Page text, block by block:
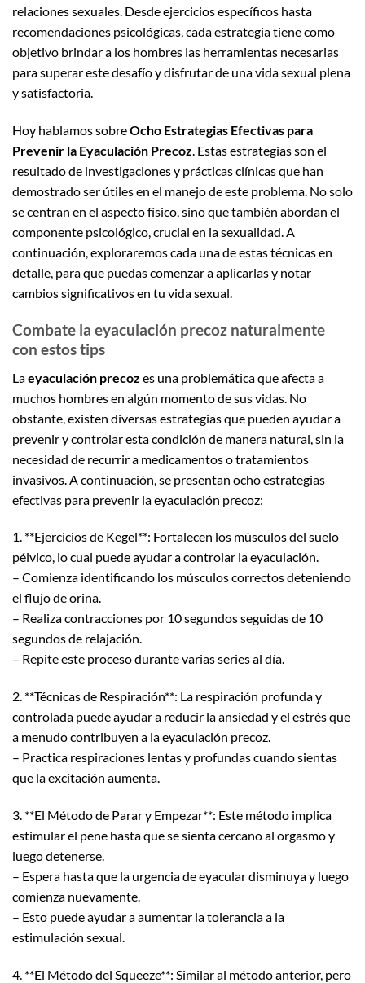
relaciones sexuales. Desde ejercicios específicos hasta
recomendaciones psicológicas, cada estrategia tiene como
objetivo brindar a los hombres las herramientas necesarias
para superar este desafío y disfrutar de una vida sexual plena
y satisfactoria.
Hoy hablamos sobreOcho Estrategias Efectivas para
Prevenir la Eyaculación Precoz. Estas estrategias son el
resultado de investigaciones y prácticas clínicas que han
demostrado ser útiles en el manejo de este problema. No solo
se centran en el aspecto físico, sino que también abordan el
componente psicológico, crucial en la sexualidad. A
continuación, exploraremos cada una de estas técnicas en
detalle, para que puedas comenzar a aplicarlas y notar
cambios significativos en tu vida sexual.
Combate la eyaculación precoz naturalmente
con estos tips
Laeyaculación precoz es una problemática que afecta a
muchos hombres en algún momento de sus vidas. No
obstante, existen diversas estrategias que pueden ayudar a
prevenir y controlar esta condición de manera natural, sin la
necesidad de recurrir a medicamentos o tratamientos
invasivos. A continuación, se presentan ocho estrategias
efectivas para prevenir la eyaculación precoz:
1. **Ejercicios de Kegel**: Fortalecen los músculos del suelo
pélvico, lo cual puede ayudar a controlar la eyaculación.
– Comienza identificando los músculos correctos deteniendo
el flujo de orina.
– Realiza contracciones por 10 segundos seguidas de 10
segundos de relajación.
– Repite este proceso durante varias series al día.
2. **Técnicas de Respiración**: La respiración profunda y
controlada puede ayudar a reducir la ansiedad y el estrés que
a menudo contribuyen a la eyaculación precoz.
– Practica respiraciones lentas y profundas cuando sientas
que la excitación aumenta.
3. **El Método de Parar y Empezar**: Este método implica
estimular el pene hasta que se sienta cercano al orgasmo y
luego detenerse.
– Espera hasta que la urgencia de eyacular disminuya y luego
comienza nuevamente.
– Esto puede ayudar a aumentar la tolerancia a la
estimulación sexual.
4. **El Método del Squeeze**: Similar al método anterior, pero